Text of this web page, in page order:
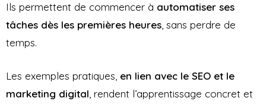
Ils permettent de commencer à automatiser ses
tâches dès les premières heures, sans perdre de
temps.
Les exemples pratiques, en lien avec le SEO et le
marketing digital , rendent l’apprentissage concret et